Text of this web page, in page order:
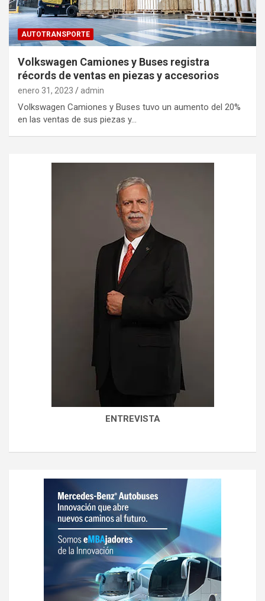
AUTOTRANSPORTE
Volkswagen Camiones y Buses registra
récords de ventas en piezas y accesorios
enero 31, 2023 admin
Volkswagen Camiones y Buses tuvo un aumento del 20%
en las ventas de sus piezas y…
ENTREVISTA